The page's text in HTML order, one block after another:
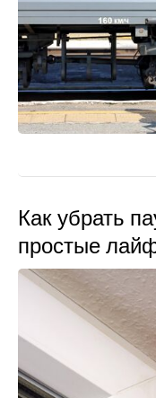
Как убрать
простые